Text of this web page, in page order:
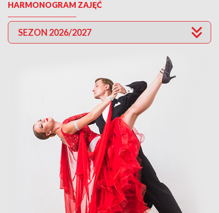
HARMONOGRAM ZAJĘĆ
SEZON 2026/2027